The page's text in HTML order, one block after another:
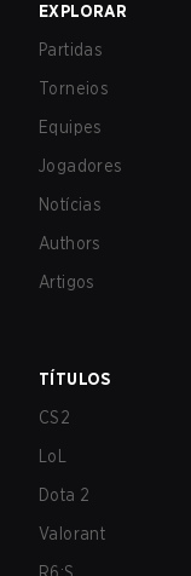
EXPLORAR
Partidas
Torneios
Equipes
Jogadores
Notícias
Authors
Artigos
TÍTULOS
CS2
LoL
Dota 2
Valorant